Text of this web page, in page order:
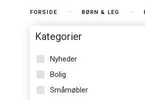
FORSIDE BØRN & LEG
Kategorier
Nyheder
Bolig
Småmøbler